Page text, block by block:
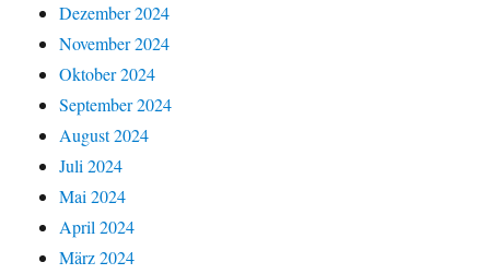
Dezember 2024
November 2024
Oktober 2024
September 2024
August 2024
Juli 2024
Mai 2024
April 2024
März 2024